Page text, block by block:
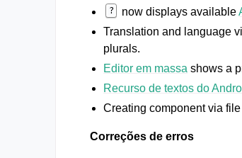
? now displays available
Translation and language
plurals.
Editor em massa shows a
Recurso de textos do
Creating component via
Correções de erros